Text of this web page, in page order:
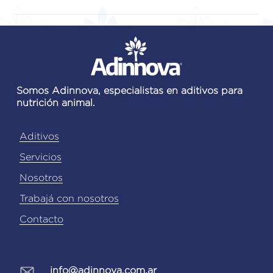
Veterquimica Bolivia SRL –
Central Santa Cruz (Parque
Industrial Mz. 28 Av. Transversal 7
esq. Diagonal 3 | Tel: +591 3
Uruguay:
Colonia Tel.: +598 99 428 246)
Paraguay:
SAC (Av. Bolognesi 551, Santa
Ecuador:
diseñadas para integrarse
fácilmente en formulaciones
existentes,sin generar
interferencias con otros
ingredientes.
Somos Adinnova, especialistas en aditivos para
nutrición animal.
Aditivos
Servicios
Nosotros
Trabajá con nosotros
Contacto
info@adinnova.com.ar